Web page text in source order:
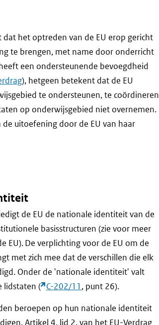
dat het optreden van de EU erop gericht
te brengen, met name door onderricht
een ondersteunende bevoegdheid
), hetgeen betekent dat de EU
te ondersteunen, te coördineren
op onderwijsgebied niet overnemen.
uitoefening door de EU van haar
de EU de nationale identiteit van de
basisstructuren (zie voor meer
EU). De verplichting voor de EU om de
met zich mee dat de verschillen die elk
Onder de 'nationale identiteit' valt
lidstaten ( C-202/11 , punt 26).
beroepen op hun nationale identiteit
Artikel 4, lid 2, van het EU-Verdrag